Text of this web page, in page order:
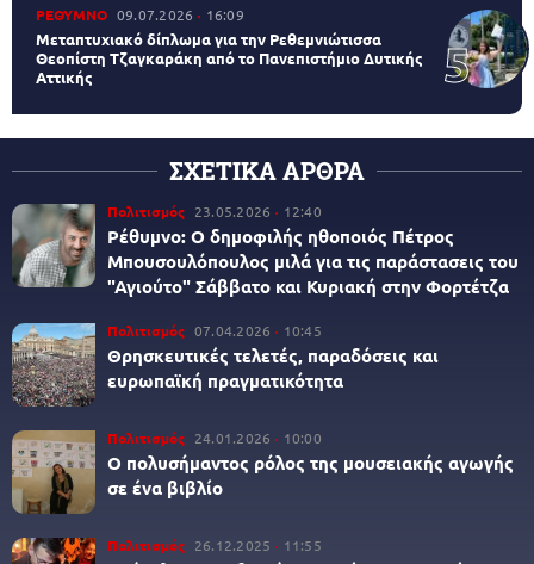
ΡΕΘΥΜΝΟ 09.07.2026 16:09
Μεταπτυχιακό δίπλωμα για την Ρεθεμνιώτισσα
Θεοπίστη Τζαγκαράκη από το Πανεπιστήμιο Δυτικής
Αττικής
ΣΧΕΤΙΚΑ ΑΡΘΡΑ
Πολιτισμός 23.05.2026 12:40
Ρέθυμνο: Ο δημοφιλής ηθοποιός Πέτρος
Μπουσουλόπουλος μιλά για τις παράστασεις του
"Αγιούτο" Σάββατο και Κυριακή στην Φορτέτζα
Πολιτισμός 07.04.2026 10:45
Θρησκευτικές τελετές, παραδόσεις και
ευρωπαϊκή πραγματικότητα
Πολιτισμός 24.01.2026 10:00
Ο πολυσήμαντος ρόλος της μουσειακής αγωγής
σε ένα βιβλίο
Πολιτισμός 26.12.2025 11:55